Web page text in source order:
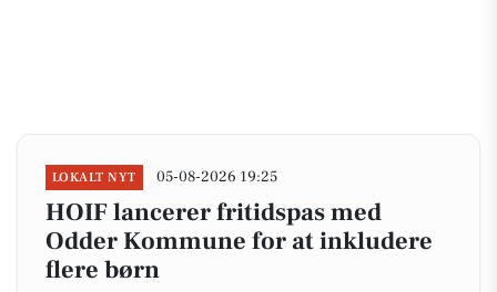
LOKALT NYT 05-08-2026 19:25
HOIF lancerer fritidspas med
Odder Kommune for at inkludere
flere børn